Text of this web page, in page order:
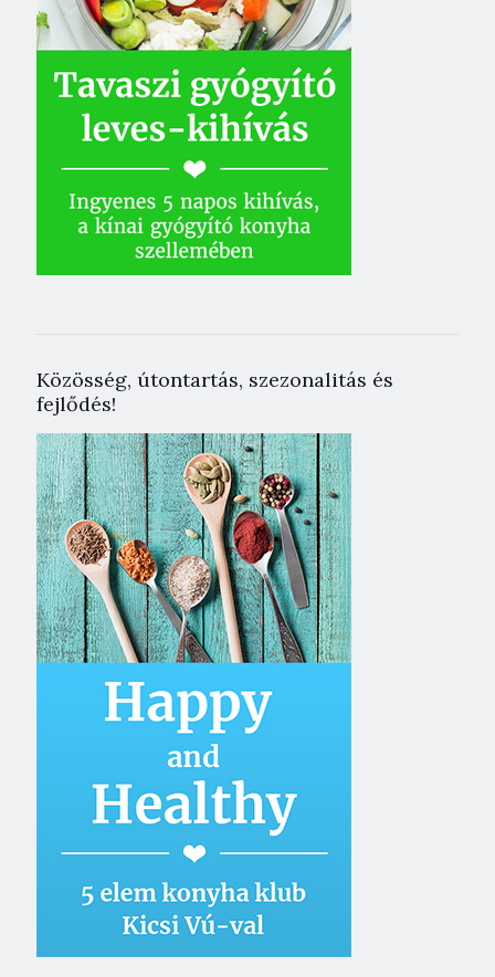
Közösség, útontartás, szezonalitás és
fejlődés!